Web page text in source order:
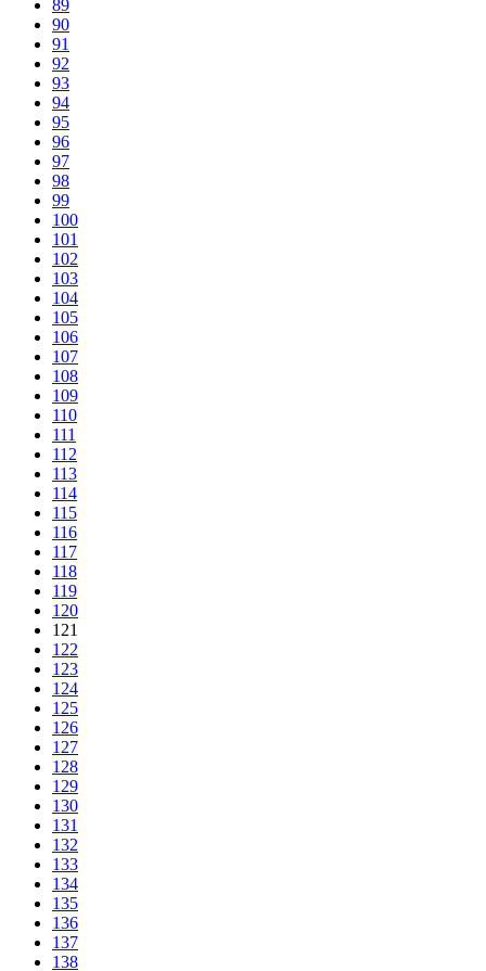
89
90
91
92
93
94
95
96
97
98
99
100
101
102
103
104
105
106
107
108
109
110
111
112
113
114
115
116
117
118
119
120
121
122
123
124
125
126
127
128
129
130
131
132
133
134
135
136
137
138